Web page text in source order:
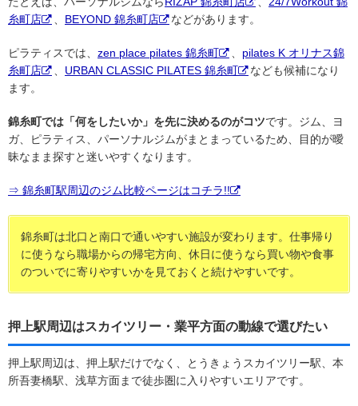
糸町店
BEYOND 錦糸町店 などがあります。
ピラティスでは、 zen place pilates 錦糸町
pilates K オリナス錦
糸町店
URBAN CLASSIC PILATES 錦糸町
なども候補になり
ます。
錦糸町では「何をしたいか」を先に決めるのがコツです。ジム、ヨ
ガ、ピラティス、パーソナルジムがまとまっているため、目的が曖
昧なまま探すと迷いやすくなります。
⇒ 錦糸町駅周辺のジム比較ページはコチラ!!
錦糸町は北口と南口で通いやすい施設が変わります。仕事帰り
に使うなら職場からの帰宅方向、休日に使うなら買い物や食事
のついでに寄りやすいかを見ておくと続けやすいです。
押上駅周辺はスカイツリー・業平方面の動線で選びたい
押上駅周辺は、押上駅だけでなく、とうきょうスカイツリー駅、本
所吾妻橋駅、浅草方面まで徒歩圏に入りやすいエリアです。